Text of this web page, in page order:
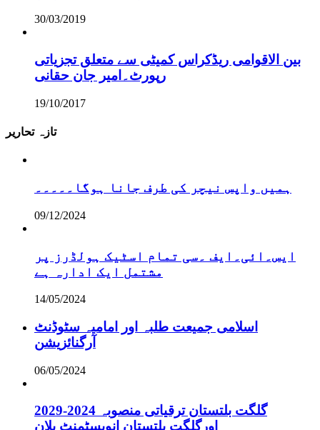
30/03/2019
بین الاقوامی ریڈکراس کمیٹی سے متعلق تجزیاتی
رپورٹ۔امیر جان حقانی
19/10/2017
تازہ تحاریر
ہمیں واپس نیچر کی طرف جانا ہوگا۔۔۔۔۔
09/12/2024
ایس۔ائی۔ایف ۔سی تمام اسٹیک ہولڈرز پر
مشتمل ایک ادارہ ہے
14/05/2024
اسلامی جمیعت طلبہ اور امامیہ سٹوڈنٹ
آرگنائزیشن
06/05/2024
گلگت بلتستان ترقیاتی منصوبہ 2024-2029
اورگلگت بلتستان انویسٹمنٹ پلان